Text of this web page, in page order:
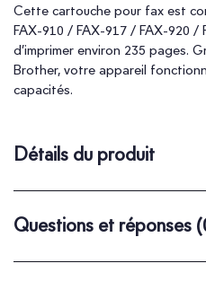
Cette cartouche pour fax est
FAX-910 / FAX-917 / FAX-920 /
d’imprimer environ 235 pages.
Brother, votre appareil
capacités.
Détails du produit
Questions et réponses